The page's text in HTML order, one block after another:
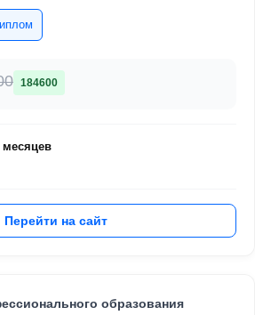
184600
месяцев
Перейти на сайт
образования